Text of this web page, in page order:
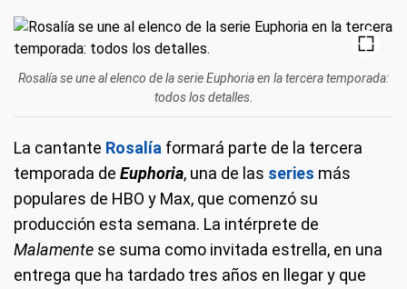
Rosalía se une al elenco de la serie Euphoria en la tercera temporada:
todos los detalles.
La cantante Rosalía formará parte de la tercera
temporada de Euphoria, una de las series más
populares de HBO y Max, que comenzó su
producción esta semana. La intérprete de
Malamente se suma como invitada estrella, en una
entrega que ha tardado tres años en llegar y que